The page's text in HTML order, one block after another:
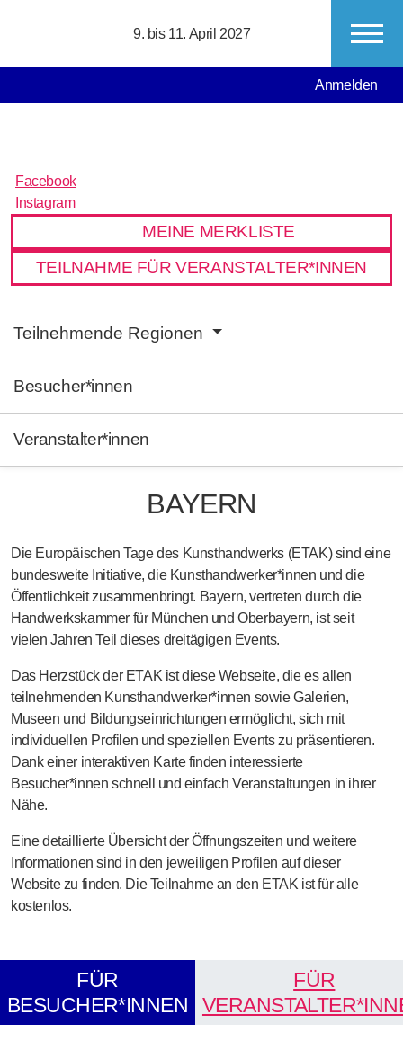
9. bis 11. April 2027
USER
Anmelden
FacebookFacebook
InstagramInstagram
MEINE MERKLISTE
TEILNAHME FÜR VERANSTALTER*INNEN
Teilnehmende Regionen
Besucher*innen
Veranstalter*innen
BAYERN
Die Europäischen Tage des Kunsthandwerks (ETAK) sind eine
bundesweite Initiative, die Kunsthandwerker*innen und die
Öffentlichkeit zusammenbringt. Bayern, vertreten durch die
Handwerkskammer für München und Oberbayern, ist seit
vielen Jahren Teil dieses dreitägigen Events.
Das Herzstück der ETAK ist diese Webseite, die es allen
teilnehmenden Kunsthandwerker*innen sowie Galerien,
Museen und Bildungseinrichtungen ermöglicht, sich mit
individuellen Profilen und speziellen Events zu präsentieren.
Dank einer interaktiven Karte finden interessierte
Besucher*innen schnell und einfach Veranstaltungen in ihrer
Nähe.
Eine detaillierte Übersicht der Öffnungszeiten und weitere
Informationen sind in den jeweiligen Profilen auf dieser
Website zu finden. Die Teilnahme an den ETAK ist für alle
kostenlos.
FÜR
BESUCHER*INNEN
FÜR